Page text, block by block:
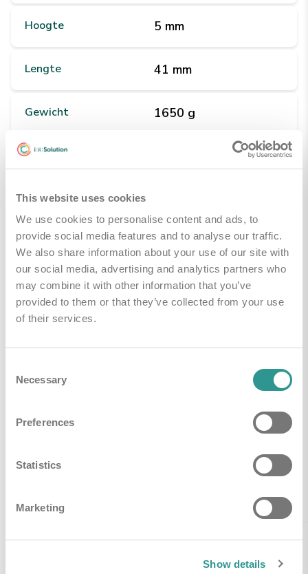
This website uses cookies
We use cookies to personalise content and ads, to
provide social media features and to analyse our traffic.
We also share information about your use of our site with
our social media, advertising and analytics partners who
may combine it with other information that you’ve
provided to them or that they’ve collected from your use
of their services.
Selection
Necessary
Preferences
Statistics
Marketing
Show details
Hoogte 5 mm
Lengte 41 mm
Gewicht 1650 g
Kleuren
Handleidingen & Downloads
i-mop algemene brochure
Brochure imop Lite Downloaden
Technical leaflet imop Lite
Technical leaflet imop 36 Downloaden